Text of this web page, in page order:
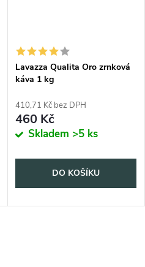
Lavazza Qualita Oro zrnková
káva 1 kg
410,71 Kč bez DPH
460 Kč
Skladem >5 ks
DO KOŠÍKU